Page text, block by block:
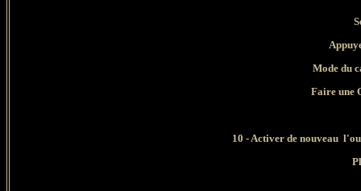
Appuyer
Mode du
Faire une
10 - Activer de nouveau